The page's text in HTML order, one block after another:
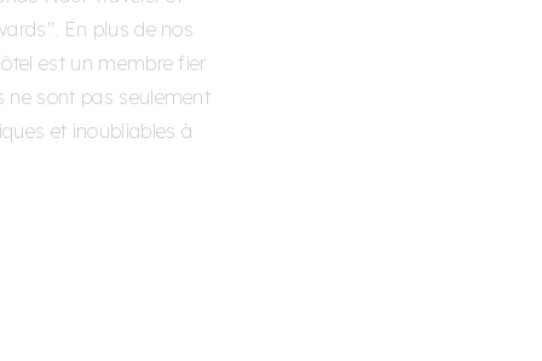
En plus de nos
est un membre fier
ne sont pas seulement
et inoubliables à